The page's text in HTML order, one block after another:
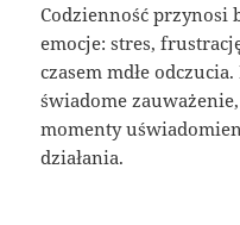
Codzienność przynosi
emocje: stres,
czasem mdłe
świadome
momenty
działania.